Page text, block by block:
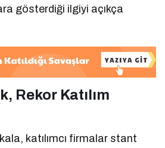
gösterdiği ilgiyi açıkça
Rekor Katılım
katılımcı firmalar stant